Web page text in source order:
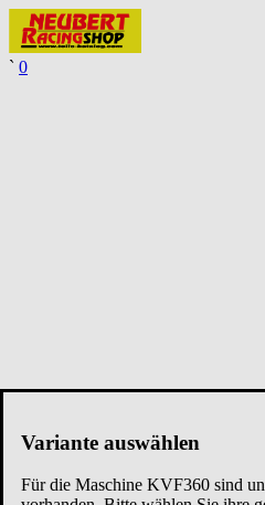
` 0
Variante auswählen
Für die Maschine KVF360 sind